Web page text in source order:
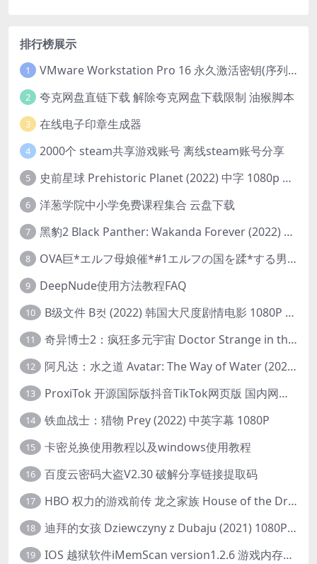
排行榜展示
1 VMware Workstation Pro 16 永久激活密钥(序列号)
2 夸克网盘直链下载 解除夸克网盘下载限制 油猴脚本
3 在线电子印章生成器
4 2000个 steam共享游戏账号 离线steam账号分享
5 史前星球 Prehistoric Planet (2022) 中字 1080p 高清 阿里云盘 2022.5.27已更新全集
6 洋葱学院中小学免费课程集合 云盘下载
7 黑豹2 Black Panther: Wakanda Forever (2022) 高清版
8 OVA巨*エルフ母娘催*#1エルフの国を蹂*する男。汚された女王と姫
9 DeepNude使用方法教程FAQ
10 B级文件 B컷 (2022) 韩国大尺度剧情电影 1080P 中字
11 奇异博士2：疯狂多元宇宙 Doctor Strange in the Multiverse of Madness (2022) 高清版1080p
12 阿凡达：水之道 Avatar: The Way of Water (2022) 1080p 2k 4k 中文字幕
13 ProxiTok 开源国际版抖音TikTok网页版 国内网络直连
14 铁血战士：猎物 Prey (2022) 中英字幕 1080P
15 卡密兑换使用教程以及windows使用教程
16 百度云密码大盗V2.30 破解分享链接提取码
17 HBO 权力的游戏前传 龙之家族 House of the Dragon (2022) 中字 1080P 更新4集
18 迪拜的女孩 Dziewczyny z Dubaju (2021) 1080P 中字
19 IOS 越狱软件iMemScan version1.2.6 游戏内存修改器